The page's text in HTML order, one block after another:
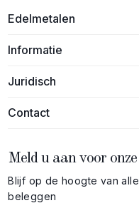
Edelmetalen
Informatie
Juridisch
Contact
Meld u aan voor
Blijf op de hoogte van
beleggen